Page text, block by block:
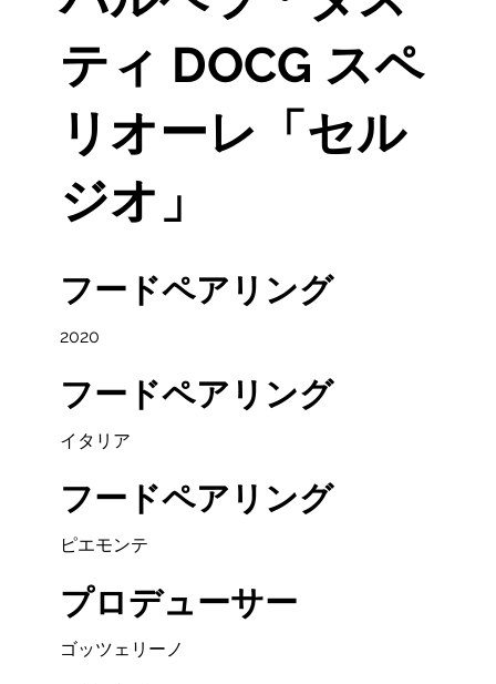
ティ DOCG スペ
リオーレ「セル
ジオ」
フードペアリング
2020
フードペアリング
イタリア
フードペアリング
ピエモンテ
プロデューサー
ゴッツェリーノ